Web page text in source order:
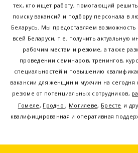
тех, кто ищет работу, помогающий
поиску вакансий и подбору персонала в
Беларусь. Мы предоставляем
всей Беларуси, т.е. получить актуальную
рабочим местам и резюме, а также
проведении семинаров, тренингов,
специальностей и повышению
вакансии для женщин и мужчин на сегодня
резюме от потенциальных сотрудников,
Гомеле, Гродно, Могилеве, Бресте и
квалифицированная и оперативная